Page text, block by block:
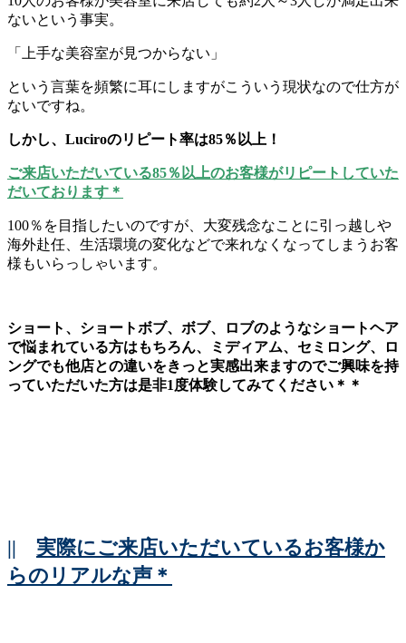
ないという事実。
「上手な美容室が見つからない」
という言葉を頻繁に耳にしますがこういう現状なので仕方が
ないですね。
しかし、Luciroのリピート率は85％以上！
ご来店いただいている85％以上のお客様がリピートしていた
だいております＊
100％を目指したいのですが、大変残念なことに引っ越しや
海外赴任、生活環境の変化などで来れなくなってしまうお客
様もいらっしゃいます。
ショート、ショートボブ、ボブ、ロブのようなショートヘア
で悩まれている方はもちろん、ミディアム、セミロング、ロ
ングでも他店との違いをきっと実感出来ますのでご興味を持
っていただいた方は是非1度体験してみてください＊＊
|| 実際にご来店いただいているお客様か
らのリアルな声＊